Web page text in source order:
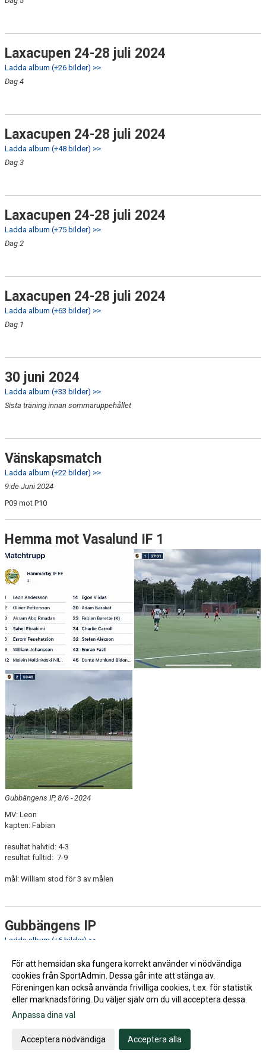
Laxacupen 24-28 juli 2024
Ladda album (+26 bilder) >>
Dag 4
Laxacupen 24-28 juli 2024
Ladda album (+48 bilder) >>
Dag 3
Laxacupen 24-28 juli 2024
Ladda album (+75 bilder) >>
Dag 2
Laxacupen 24-28 juli 2024
Ladda album (+63 bilder) >>
Dag 1
30 juni 2024
Ladda album (+33 bilder) >>
Sista träning innan sommaruppehållet
Vänskapsmatch
Ladda album (+22 bilder) >>
9:de Juni 2024
P09 mot P10
Hemma mot Vasalund IF 1
Gubbängens IP, 8/6 - 2024
MV: Leon
kapten: Fabian
resultat halvtid: 4-3
resultat fulltid: 7-9
mål: William stod för 3 av målen
Gubbängens IP
Ladda album (+6 bilder) >>
MV: Leon Andersson
kapten: Leonidas
mål:
Radwan 9’
För att hemsidan ska fungera korrekt använder vi nödvändiga
cookies från SportAdmin. Dessa går inte att stänga av.
Föreningen kan också använda frivilliga cookies, t.ex. för statistik
eller marknadsföring. Du väljer själv om du vill acceptera dessa.
Anpassa dina val
Acceptera nödvändiga Acceptera alla